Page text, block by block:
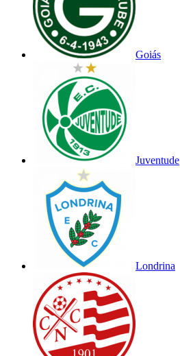
Goiás
Juventude
Londrina